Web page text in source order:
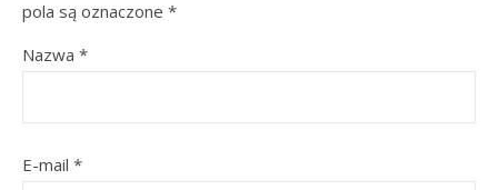
pola są oznaczone *
Nazwa *
E-mail *